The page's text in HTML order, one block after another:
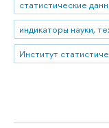
статистические